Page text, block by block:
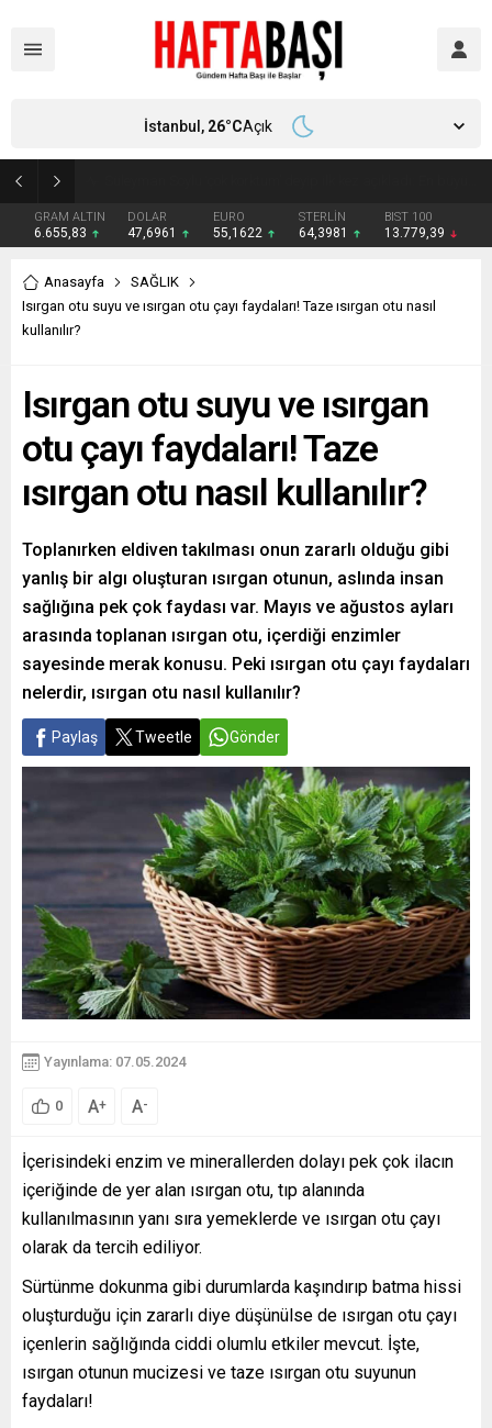
GRAM ALTIN
6.655,83
DOLAR
47,6961
EURO
55,1622
STERLİN
64,3981
BIST 100
13.779,39
İstanbul, 26°CAçık
Anasayfa
SAĞLIK
Isırgan otu suyu ve ısırgan otu çayı faydaları! Taze ısırgan otu nasıl
kullanılır?
Isırgan otu suyu ve ısırgan
otu çayı faydaları! Taze
ısırgan otu nasıl kullanılır?
Toplanırken eldiven takılması onun zararlı olduğu gibi
yanlış bir algı oluşturan ısırgan otunun, aslında insan
sağlığına pek çok faydası var. Mayıs ve ağustos ayları
arasında toplanan ısırgan otu, içerdiği enzimler
sayesinde merak konusu. Peki ısırgan otu çayı faydaları
nelerdir, ısırgan otu nasıl kullanılır?
Paylaş Tweetle Gönder
Yayınlama: 07.05.2024
0 A+ A-
İçerisindeki enzim ve minerallerden dolayı pek çok ilacın
içeriğinde de yer alan ısırgan otu, tıp alanında
kullanılmasının yanı sıra yemeklerde ve ısırgan otu çayı
olarak da tercih ediliyor.
Sürtünme dokunma gibi durumlarda kaşındırıp batma hissi
oluşturduğu için zararlı diye düşünülse de ısırgan otu çayı
içenlerin sağlığında ciddi olumlu etkiler mevcut. İşte,
ısırgan otunun mucizesi ve taze ısırgan otu suyunun
faydaları!